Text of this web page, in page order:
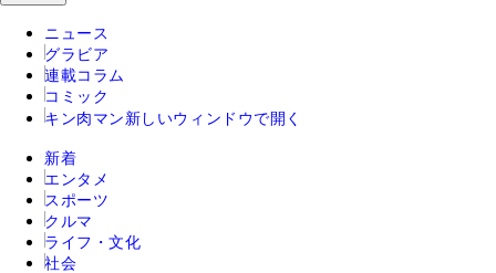
ニュース
グラビア
連載コラム
コミック
キン肉マン 新しいウィンドウで開く
新着
エンタメ
スポーツ
クルマ
ライフ・文化
社会